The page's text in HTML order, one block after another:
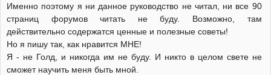
Именно поэтому я ни данное руководство не читал, ни все 90
страниц форумов читать не буду. Возможно, там
действительно содержатся ценные и полезные советы!
Но я пишу так, как нравится МНЕ!
Я - не Голд, и никогда им не буду. И никто в целом свете не
сможет научить меня быть мной.